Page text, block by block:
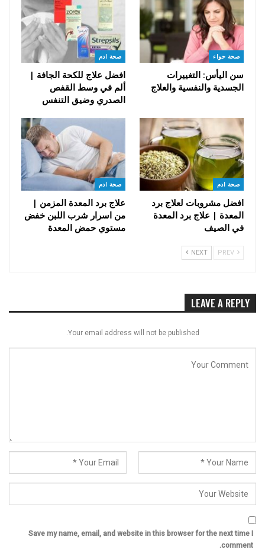
صحة حواء
سن اليأس: التغييرات
الجسدية والنفسية والعلاج
صحة ادم
افضل علاج للكحة الجافة |
ألم في وسط القفص
الصدري وضيق التنفس
صحة ادم
افضل مشروبات لعلاج برد
المعدة | علاج برد المعدة
في الصيف
صحة ادم
علاج برد المعدة المزمن |
من اسرار شرب اللبن خفض
مستوي حمض المعدة
NEXT
LEAVE A REPLY
Your email address will not be published.
Save my name, email, and website in this browser for the next time I
comment.